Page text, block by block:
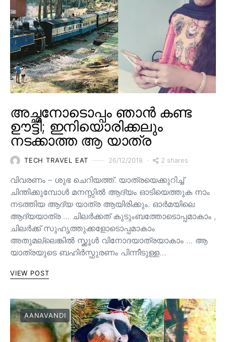
അച്ഛനോടൊപ്പം ഞാൻ കണ്ട
ഊട്ടി; ഇനിയൊരിക്കലും
നടക്കാത്ത ആ യാത്ര
TECH TRAVEL EAT 26/12/2018 2 shares
വിവരണം – ശുഭ ചെറിയത്ത്. യാത്രയെക്കുറിച്ച്
ചിന്തിക്കുമ്പോൾ മനസ്സിൽ ആദ്യം ഓടിയെത്തുക നാം
നടത്തിയ ആദ്യ യാത്ര ആയിരിക്കും. ഓർമയിലെ
ആദ്യയാത്ര … ചിലർക്കത് കുടുംബത്തോടൊപ്പമാകാം ,
ചിലർക്ക് സുഹൃത്തുക്കളോടൊപ്പമാകാം
അതുമല്ലെങ്കിൽ സ്ക്കൂൾ വിനോദയാത്രയാകാം … ആ
യാത്രയുടെ ബഹിർസ്ഫുരണം പിന്നീടുള്ള…
VIEW POST
AANAVANDI